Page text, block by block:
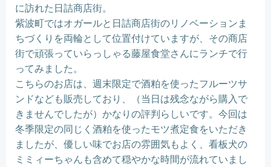
に訪れた日詰商店街。
紫波町ではオガールと日詰商店街のリノベーションま
ちづくりを両輪として位置付けていますが、その商店
街で頑張っていらっしゃる藤屋食堂さんにランチで行
ってみました。
こちらのお店は、週末限定で酒粕を使ったフルーツサ
ンドなども販売しており、（当日は残念ながら購入で
きませんでしたが）かなりの評判らしいです。今回は
冬季限定の同じく酒粕を使ったモツ煮定食をいただき
ましたが、優しい味でお店の雰囲気もよく、看板犬の
ミミィーちゃんも含めて穏やかな時間が流れていまし